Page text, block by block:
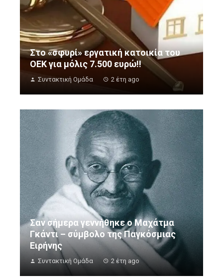
Στο «σφυρί» εργατική κατοικία του
ΟΕΚ για μόλις 7.500 ευρώ!!
Συντακτική Ομάδα 2 έτη ago
Σαν σήμερα γεννήθηκε ο Μαχάτμα
Γκάντι – σύμβολο της Παγκόσμιας
Ειρήνης
Συντακτική Ομάδα 2 έτη ago